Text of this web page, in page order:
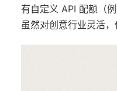
有自定义 API 配额（
虽然对创意行业灵活